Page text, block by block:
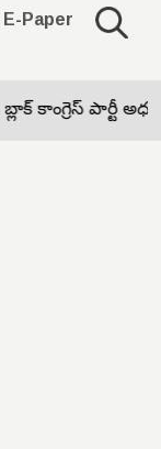
E-Paper
పార్టీ